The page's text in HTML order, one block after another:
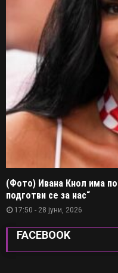
(Фото) Ивана Кнол има
подготви се за нас“
17:50 - 28 јуни, 2026
FACEBOOK